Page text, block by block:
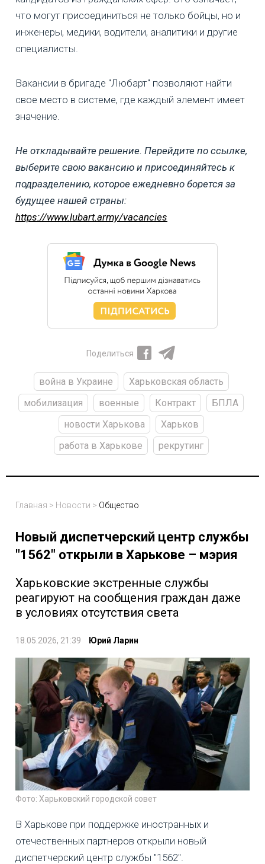
что могут присоединиться не только бойцы, но и
инженеры, медики, водители, аналитики и другие
специалисты.
Вакансии в бригаде "Любарт" позволяют найти
свое место в системе, где каждый элемент имеет
значение.
Не откладывайте решение. Перейдите по ссылке,
выберите свою вакансию и присоединяйтесь к
подразделению, которое ежедневно борется за
будущее нашей страны:
https://www.lubart.army/vacancies
Поделиться
война в Украине
Харьковская область
мобилизация
военные Контракт
БПЛА
новости Харькова
Харьков
работа в Харькове
рекрутинг
Главная > Новости > Общество
Новый диспетчерский центр службы
"1562" открыли в Харькове – мэрия
Харьковские экстренные службы
реагируют на сообщения граждан даже
в условиях отсутствия света
18.05.2026, 21:39 Юрий Ларин
Фото: Харьковский городской совет
В Харькове при поддержке иностранных и
отечественных партнеров открыли новый
диспетчерский центр службы "1562".